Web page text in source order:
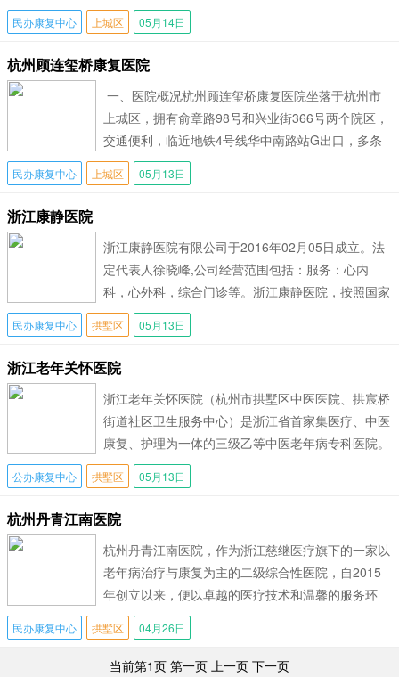
医院，于2018年被评为上城区重点民生
民办康复中心 上城区 05月14日
杭州顾连玺桥康复医院
一、医院概况杭州顾连玺桥康复医院坐落于杭州市
上城区，拥有俞章路98号和兴业街366号两个院区，
交通便利，临近地铁4号线华中南路站G出口，多条
公交线路如125路、99
民办康复中心 上城区 05月13日
浙江康静医院
浙江康静医院有限公司于2016年02月05日成立。法
定代表人徐晓峰,公司经营范围包括：服务：心内
科，心外科，综合门诊等。浙江康静医院，按照国家
卫生部三级医院标准和美国联合委员会
民办康复中心 拱墅区 05月13日
浙江老年关怀医院
浙江老年关怀医院（杭州市拱墅区中医医院、拱宸桥
街道社区卫生服务中心）是浙江省首家集医疗、中医
康复、护理为一体的三级乙等中医老年病专科医院。
医院1995年成立以来，秉承“诚信为本
公办康复中心 拱墅区 05月13日
杭州丹青江南医院
杭州丹青江南医院，作为浙江慈继医疗旗下的一家以
老年病治疗与康复为主的二级综合性医院，自2015
年创立以来，便以卓越的医疗技术和温馨的服务环
境，赢得了广大患者和家属的信赖与赞誉。
民办康复中心 拱墅区 04月26日
当前第1页 第一页 上一页 下一页